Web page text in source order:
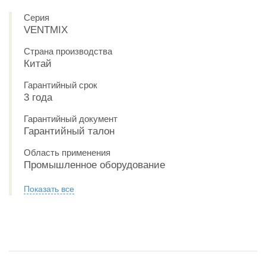
Серия
VENTMIX
Страна производства
Китай
Гарантийный срок
3 года
Гарантийный документ
Гарантийный талон
Область применения
Промышленное оборудование
Показать все